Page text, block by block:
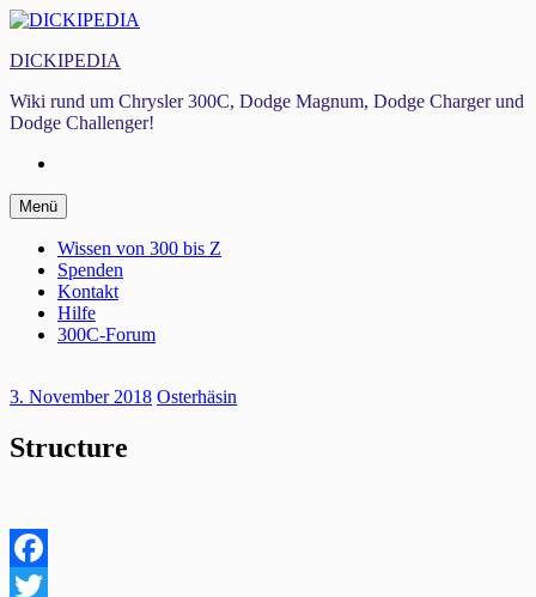
Zum
springen
DICKIPEDIA
Wiki rund um Chrysler 300C, Dodge Magnum, Dodge Charger und
Dodge Challenger!
Menü Zum
Inhalt
springen
Wissen von 300 bis Z
Spenden
Kontakt
Hilfe
300C-Forum
3. November 2018 Osterhäsin
Structure
Facebook